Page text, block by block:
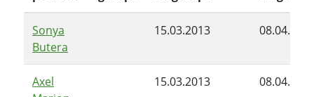
Sonya
Butera
15.03.2013
Axel
15.03.2013